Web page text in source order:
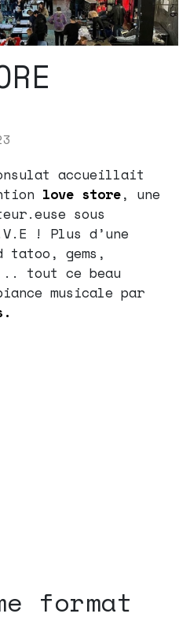
accueillait
love store, une
sous
! Plus d’une
tatoo, gems,
tout ce beau
musicale par
.
format